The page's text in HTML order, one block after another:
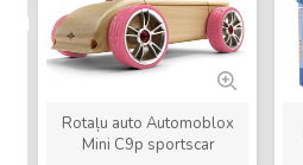
Rotaļu auto Automoblox
Mini C9p sportscar